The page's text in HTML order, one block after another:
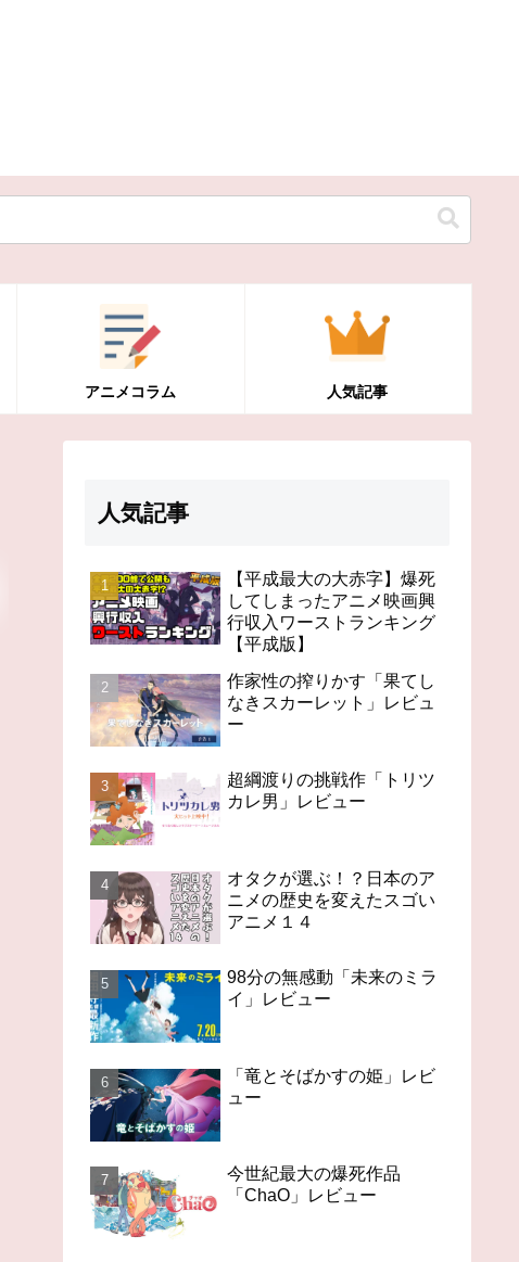
アニメコラム 人気記事
オタクが選ぶ！？日本の
ゴいアニメ１４
98分の無感動「未来のミ
ライ」レビュー
人気記事
【平成最大の大赤字】爆死
してしまったアニメ映画興
行収入ワーストランキング
【平成版】
作家性の搾りかす「果てし
なきスカーレット」レビュ
ー
超綱渡りの挑戦作「トリツ
カレ男」レビュー
オタクが選ぶ！？日本のア
ニメの歴史を変えたスゴい
アニメ１４
98分の無感動「未来のミラ
イ」レビュー
「竜とそばかすの姫」レビ
ュー
今世紀最大の爆死作品
「ChaO」レビュー